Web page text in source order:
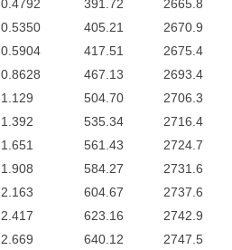
0.4792 391.72 2665.8
0.5350 405.21 2670.9
0.5904 417.51 2675.4
0.8628 467.13 2693.4
1.129 504.70 2706.3
1.392 535.34 2716.4
1.651 561.43 2724.7
1.908 584.27 2731.6
2.163 604.67 2737.6
2.417 623.16 2742.9
2.669 640.12 2747.5